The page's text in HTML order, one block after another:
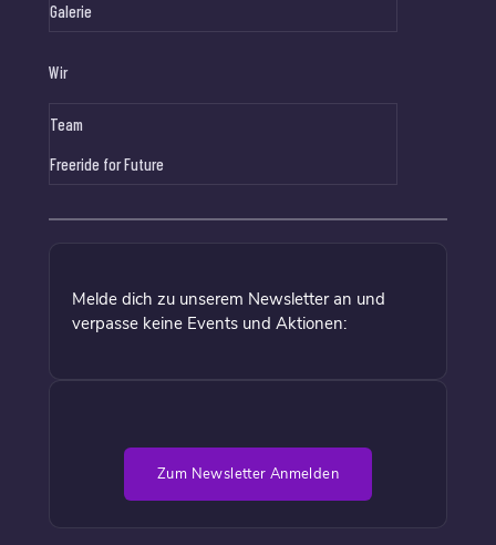
Galerie
Wir
Team
Freeride for Future
Melde dich zu unserem Newsletter an und
verpasse keine Events und Aktionen:
Zum Newsletter Anmelden